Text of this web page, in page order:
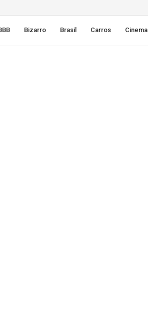
Bizarro Brasil Carros Cinema